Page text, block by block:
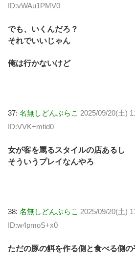
ID:vWAu1PMV0
でも、いくんだろ？
それでいいじゃん
俺は行かないけど
37: 名無しどんぶらこ 2025/09/20(土)
ID:VVK+mtid0
女が客を罵るスタイルの店あるし
そういうプレイなんやろ
38: 名無しどんぶらこ 2025/09/20(土)
ID:w4pmoS+x0
ただの豚の餌を作る側と食べる側の